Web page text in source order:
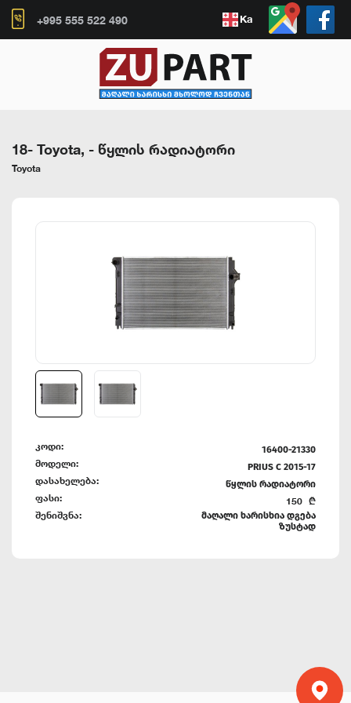
+995 555 522 490 Ka
18- Toyota, - წყლის რადიატორი
Toyota
კოდი: 16400-21330
მოდელი: PRIUS C 2015-17
დასახელება: წყლის რადიატორი
ფასი: 150 ₾
შენიშვნა:
მაღალი ხარისხია დგება
ზუსტად